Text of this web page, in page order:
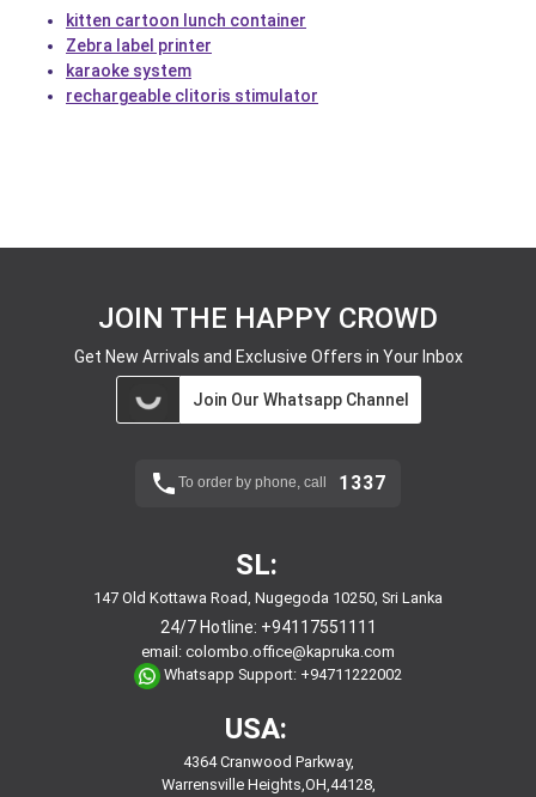
kitten cartoon lunch container
Zebra label printer
karaoke system
rechargeable clitoris stimulator
JOIN THE HAPPY CROWD
Get New Arrivals and Exclusive Offers in Your Inbox
Join Our Whatsapp Channel
To order by phone, call 1337
SL:
147 Old Kottawa Road, Nugegoda 10250, Sri Lanka
24/7 Hotline: +94117551111
email: colombo.office@kapruka.com
Whatsapp Support: +94711222002
USA:
4364 Cranwood Parkway,
Warrensville Heights,OH,44128,